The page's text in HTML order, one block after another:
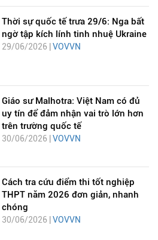
Thời sự quốc tế trưa 29/6: Nga bất
ngờ tập kích lính tinh nhuệ Ukraine
29/06/2026 | VOVVN
Giáo sư Malhotra: Việt Nam có đủ
uy tín để đảm nhận vai trò lớn hơn
trên trường quốc tế
30/06/2026 | VOVVN
Cách tra cứu điểm thi tốt nghiệp
THPT năm 2026 đơn giản, nhanh
chóng
30/06/2026 | VOVVN